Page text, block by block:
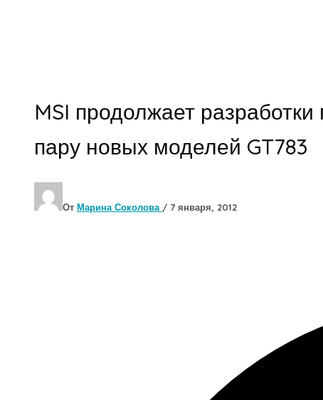
MSI продолжает
пару новых моделей GT783
От Марина Соколова / 7 января, 2012